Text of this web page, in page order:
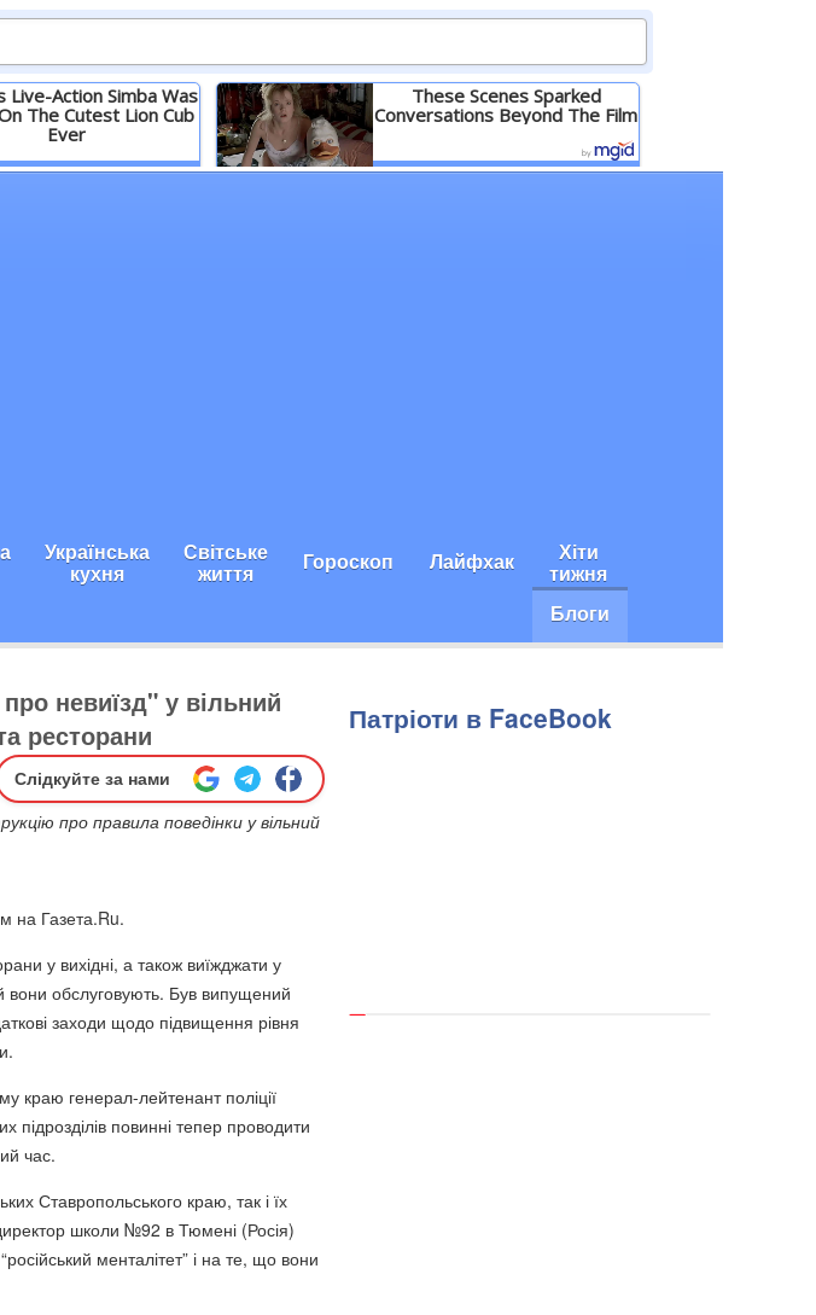
Live-Action Simba Was
The Cutest Lion Cub
Ever
Детальніше
These Scenes Sparked
Conversations Beyond The Film
Детальніше
Українська
кухня
Світське
життя Гороскоп Лайфхак Хіти
тижня
Блоги
невиїзд" у вільний
ресторани
Слідкуйте за нами
про правила поведінки у вільний
на Газета.Ru.
у вихідні, а також виїжджати у
вони обслуговують. Був випущений
заходи щодо підвищення рівня
краю генерал-лейтенант поліції
повинні тепер проводити
час.
Ставропольського краю, так і їх
школи №92 в Тюмені (Росія)
менталітет” і на те, що вони
Патріоти в FaceBook